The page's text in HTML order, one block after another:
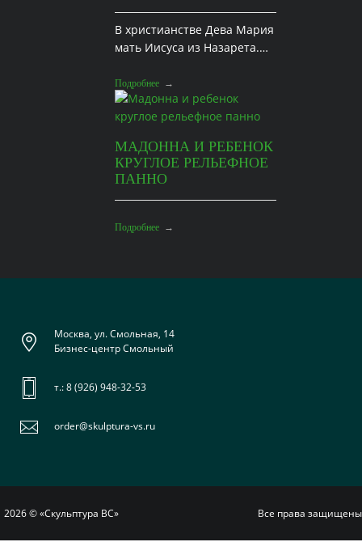
В христианстве Дева Мария
мать Иисуса из Назарета.…
Подробнее→
МАДОННА И РЕБЕНОК
КРУГЛОЕ РЕЛЬЕФНОЕ
ПАННО
Подробнее→
Москва, ул. Смольная, 14
Бизнес-центр Смольный
т.:8 (926) 948-32-53
order@skulptura-vs.ru
2026 © «Скульптура ВС» Все права защищены